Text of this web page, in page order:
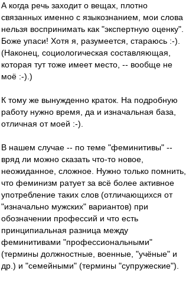
А когда речь заходит о вещах, плотно
связанных именно с языкознанием, мои слова
нельзя воспринимать как "экспертную оценку".
Боже упаси! Хотя я, разумеется, стараюсь :-).
(Наконец, социологическая составляющая,
которая тут тоже имеет место, -- вообще не
моё :-).)
К тому же вынужденно краток. На подробную
работу нужно время, да и изначальная база,
отличная от моей :-).
В нашем случае -- по теме "феминитивы" --
вряд ли можно сказать что-то новое,
неожиданное, сложное. Нужно только помнить,
что феминизм ратует за всё более активное
употребление таких слов (отличающихся от
"изначально мужских" вариантов) при
обозначении профессий и что есть
принципиальная разница между
феминитивами "профессиональными"
(термины должностные, военные, "учёные" и
др.) и "семейными" (термины "супружеские").